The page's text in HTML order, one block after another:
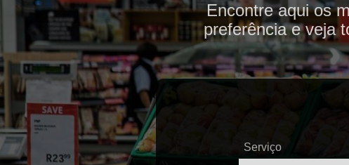
Encontre aqui os
preferência e veja
Serviço